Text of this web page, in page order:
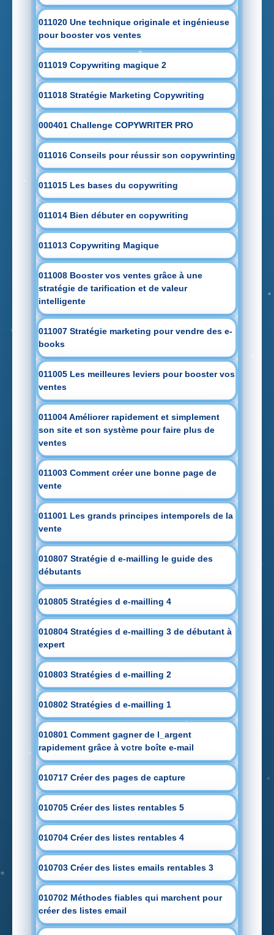
011020 Une technique originale et ingénieuse
pour booster vos ventes
011019 Copywriting magique 2
011018 Stratégie Marketing Copywriting
000401 Challenge COPYWRITER PRO
011016 Conseils pour réussir son copywrinting
011015 Les bases du copywriting
011014 Bien débuter en copywriting
011013 Copywriting Magique
011008 Booster vos ventes grâce à une
stratégie de tarification et de valeur
intelligente
011007 Stratégie marketing pour vendre des e-
books
011005 Les meilleures leviers pour booster vos
ventes
011004 Améliorer rapidement et simplement
son site et son système pour faire plus de
ventes
011003 Comment créer une bonne page de
vente
011001 Les grands principes intemporels de la
vente
010807 Stratégie d e-mailling le guide des
débutants
010805 Stratégies d e-mailling 4
010804 Stratégies d e-mailling 3 de débutant à
expert
010803 Stratégies d e-mailling 2
010802 Stratégies d e-mailling 1
010801 Comment gagner de l_argent
rapidement grâce à votre boîte e-mail
010717 Créer des pages de capture
010705 Créer des listes rentables 5
010704 Créer des listes rentables 4
010703 Créer des listes emails rentables 3
010702 Méthodes fiables qui marchent pour
créer des listes email